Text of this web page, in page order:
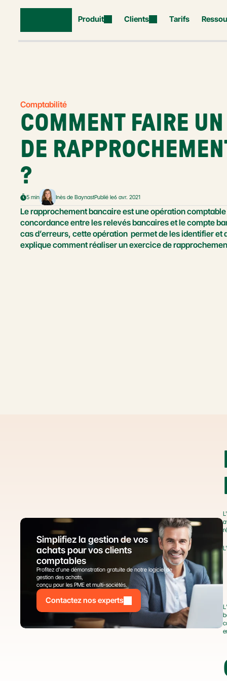
Produit Clients Tarifs
Comptabilité
COMMENT FAIRE
DE
?
5 min Inès de BaynastPublié le6 avr. 2021
Le rapprochement bancaire est une opération
concordance entre les relevés bancaires et le compte
cas d’erreurs, cette opération  permet de les identifier et
explique comment réaliser un exercice de
Simplifiez la gestion de vos
achats pour vos clients
comptables
Profitez d’une démonstration gratuite de notre logiciel de
gestion des achats,
conçu pour les PME et multi-sociétés.
Contactez nos experts